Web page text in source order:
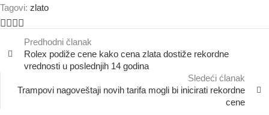
Tagovi: zlato
Predhodni članak
Rolex podiže cene kako cena zlata dostiže rekordne
vrednosti u poslednjih 14 godina
Sledeći ćlanak
Trampovi nagoveštaji novih tarifa mogli bi inicirati rekordne
cene